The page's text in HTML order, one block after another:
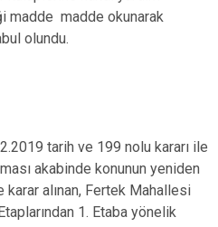
madde madde okunarak
olundu.
tarih ve 199 nolu kararı ile
akabinde konunun yeniden
alınan, Fertek Mahallesi
1. Etaba yönelik